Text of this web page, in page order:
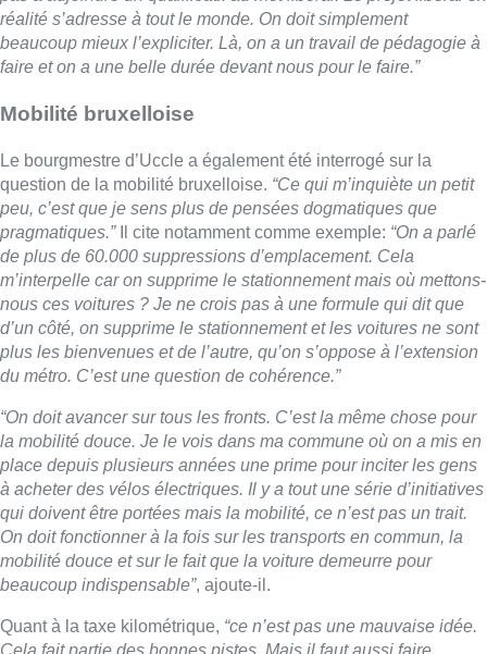
nous ces voitures ? Je ne crois pas à une formule qui dit que
d’un côté, on supprime le stationnement et les voitures ne sont
plus les bienvenues et de l’autre, qu’on s’oppose à l’extension
“On doit avancer sur tous les fronts. C’est la même chose pour
la mobilité douce. Je le vois dans ma commune où on a mis en
place depuis plusieurs années une prime pour inciter les gens
à acheter des vélos électriques. Il y a tout une série d’initiatives
qui doivent être portées mais la mobilité, ce n’est pas un trait.
On doit fonctionner à la fois sur les transports en commun, la
mobilité douce et sur le fait que la voiture demeurre pour
beaucoup indispensable”
, ajoute-il.
Quant à la taxe kilométrique,“ce n’est pas une mauvaise idée.
Cela fait partie des bonnes pistes. Mais il faut aussi faire
attention au fait de ne pas engorger une partie du ring avec
tous ceux qui essaieraient d’éviter cette taxe kilométrique.”
Economie bruxelloise en devenir
Il s’est exprimé enfin sur les aides économiques exclusivement
réservées en 2030 aux entreprises qui seront entrées dans la
transition.“Qu’on mette un curseur par rapport au
développement durable me semble cohérent mais je serai tout
à fait affolé par l’idée qu’on dise ‘on ne va aider que ce type
d’entreprises-là’.”